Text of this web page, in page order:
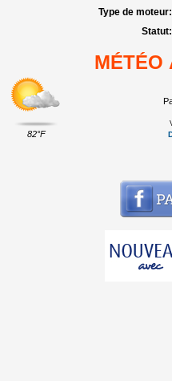
Type de moteur:
Statut:
MÉTÉO
82°F